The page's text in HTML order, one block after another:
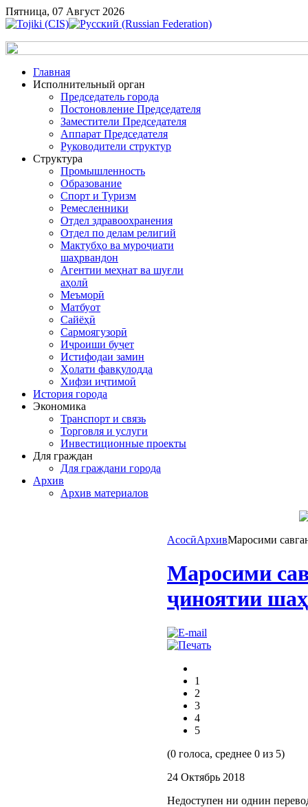
Пятница, 07 Август 2026
Главная
Исполнительный орган
Председатель города
Постоновление Председателя
Заместители Председателя
Аппарат Председателя
Руководители структур
Структура
Промышленность
Образование
Спорт и Туризм
Ремесленники
Отдел здравоохранения
Отдел по делам религий
Мактубҳо ва муроҷиати
шаҳрвандон
Агентии меҳнат ва шуғли
аҳолӣ
Меъморӣ
Матбуот
Сайёҳӣ
Сармоягузорӣ
Иҷроиши буҷет
Истифодаи замин
Ҳолати фавқулодда
Хифзи иҷтимоӣ
История города
Экономика
Транспорт и связь
Торговля и услуги
Инвестиционные проекты
Для граждан
Для граждани города
Архив
Архив материалов
АсосӣАрхивМаросими
Маросими
ҷиноятии
1
2
3
4
5
(0 голоса, среднее 0 из 5)
24 Октябрь 2018
Недоступен ни однин